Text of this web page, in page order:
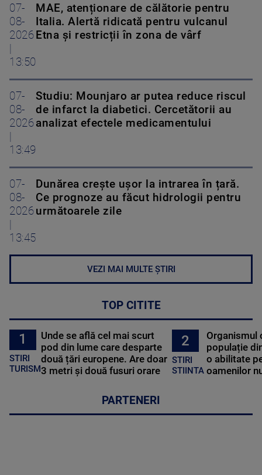
07-
08-
2026
13:50
MAE, atenționare de călătorie pentru
Italia. Alertă ridicată pentru vulcanul
Etna și restricții în zona de vârf
07-
08-
2026
13:49
Studiu: Mounjaro ar putea reduce riscul
de infarct la diabetici. Cercetătorii au
analizat efectele medicamentului
07-
08-
2026
13:45
Dunărea crește ușor la intrarea în țară.
Ce prognoze au făcut hidrologii pentru
următoarele zile
VEZI MAI MULTE ȘTIRI
TOP CITITE
1
STIRI
TURISM
Unde se află cel mai scurt
pod din lume care desparte
două țări europene. Are doar
3 metri și două fusuri orare
2
STIRI
STIINTA
Organismul
populație
o abilitate
oamenilor
PARTENERI